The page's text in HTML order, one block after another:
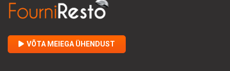
VÕTA MEIEGA ÜHENDUST